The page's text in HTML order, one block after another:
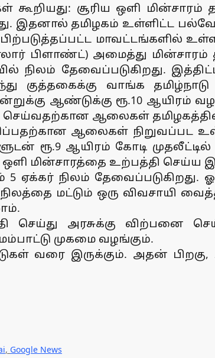
கூறியது: சூரிய ஒளி
இதனால் தமிழகம் உள்ளிட்ட
மாவட்டங்களில்
பிளாண்ட்) அமைத்து மின்சாரம்
நிலம் தேவைப்படுகிறது.
வாங்க தமிழ்நாடு
ஆண்டுக்கு ரூ.10 ஆயிரம்
செய்வதற்கான ஆலைகள்
ஆலைகள் நிறுவப்பட
ரூ.9 ஆயிரம் கோடி
மின்சாரத்தை உற்பத்தி செய்ய
ஏக்கர் நிலம் தேவைப்படுகிறது.
மட்டும் ஒரு விவசாயி
செய்து அரசுக்கு விற்பனை
முகமை வழங்கும்.
வரை இருக்கும். அதன்
, Google News